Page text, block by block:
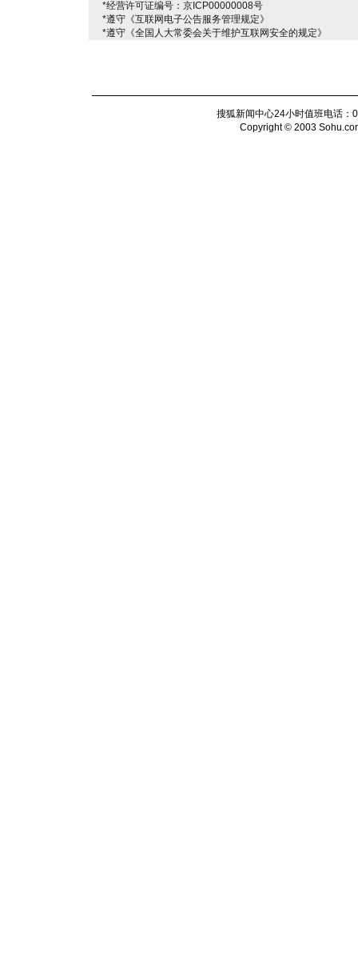
*经营许可证编号：京ICP00000008号
*遵守《互联网电子公告服务管理规定》
*遵守《全国人大常委会关于维护互联网安全的规定》
搜狐新闻中心24小时值班电话
Copyright © 2003